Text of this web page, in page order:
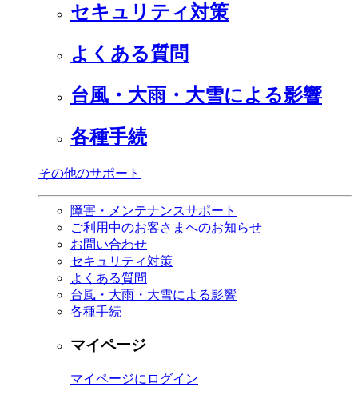
セキュリティ対策
よくある質問
台風・大雨・大雪による影響
各種手続
その他のサポート
障害・メンテナンスサポート
ご利用中のお客さまへのお知らせ
お問い合わせ
セキュリティ対策
よくある質問
台風・大雨・大雪による影響
各種手続
マイページ
マイページにログイン